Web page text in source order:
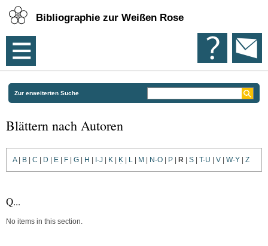
Bibliographie zur Weißen Rose
Zur erweiterten Suche
Blättern nach Autoren
A| B C D E F G H I-J K Ḳ L M N-O P R S T-U V W-Y Z
Q...
No items in this section.